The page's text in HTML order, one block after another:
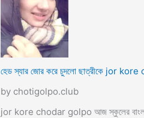
হেড স্যার জোর করে চুদলো ছাত্রীকে jor
by chotigolpo.club
jor kore chodar golpo আজ স্কুলের বাংলা